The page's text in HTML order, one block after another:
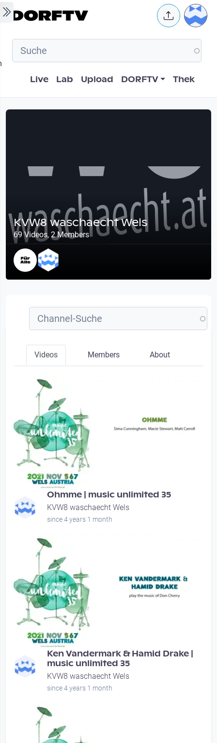
Skip to main content User
Hauptnavigation
Live Lab Upload DORFTV Thek
KVW8 waschaecht Wels
69 Videos, 2 Members
Videos Members About
00:56:28
Ohmme | music unlimited 35
KVW8 waschaecht Wels
since 4 years 1 month
00:52:29
Ken Vandermark & Hamid Drake |
music unlimited 35
KVW8 waschaecht Wels
since 4 years 1 month